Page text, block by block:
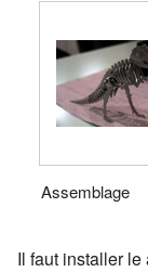
Assemblage
Il faut installer